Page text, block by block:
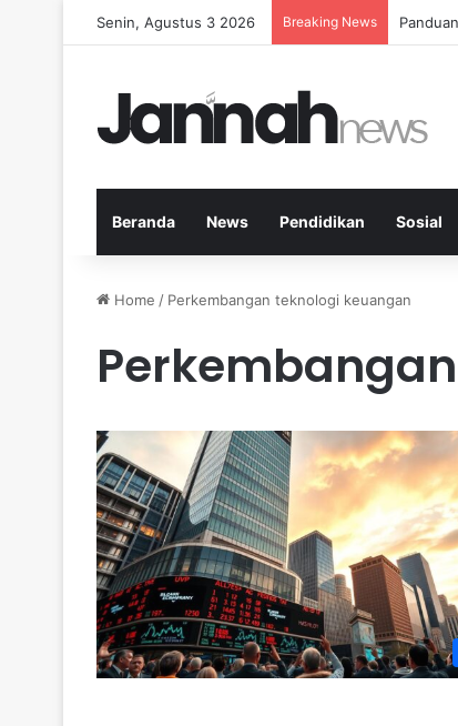
Senin, Agustus 3 2026 Breaking News
Beranda News Pendidikan Sosial
Home / Perkembangan teknologi keuangan